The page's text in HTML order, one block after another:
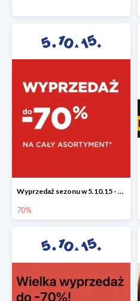
Wyprzedaż sezonu w 5.10.15 - cały asortyment -70%
70%